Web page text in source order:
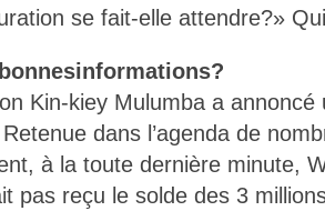
se fait-elle attendre?»
Kin-kiey Mulumba a
dans l’agenda de
à la toute dernière minute,
pas reçu le solde des 3